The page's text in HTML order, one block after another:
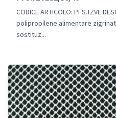
CODICE ARTICOLO: PFS.TZVE
polipropilene alimentare
sostituz...